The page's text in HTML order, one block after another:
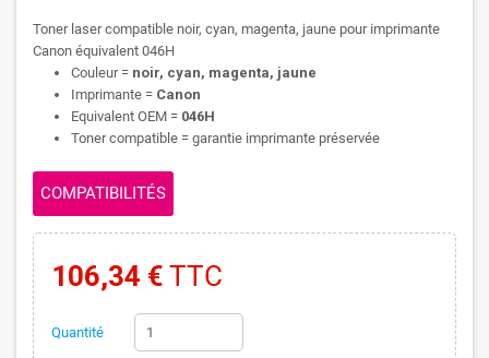
Toner laser compatible noir, cyan, magenta, jaune pour imprimante
Canon équivalent 046H
Couleur = noir, cyan, magenta, jaune
Imprimante = Canon
Equivalent OEM = 046H
Toner compatible = garantie imprimante préservée
COMPATIBILITÉS
106,34 € TTC
Quantité